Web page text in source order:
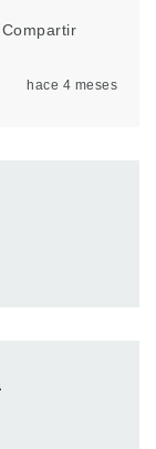
Compartir
hace 4 meses